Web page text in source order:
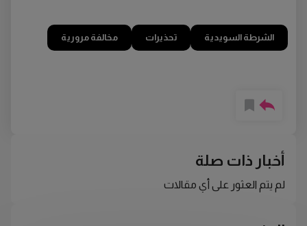
الشرطة السويدية تحذيرات مخالفة مرورية
أخبار ذات صلة
لم يتم العثور على أي مقالات